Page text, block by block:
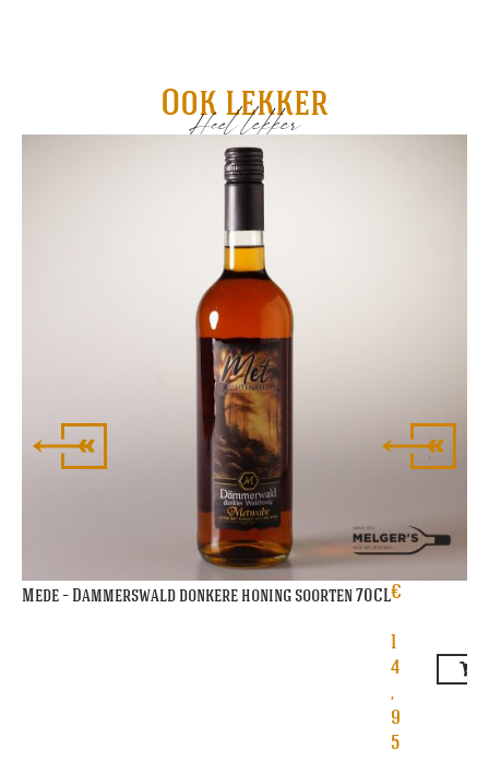
Ook lekker
Heel lekker
Mede – Dammerswald donkere honing soorten 70CL€
1
4
,
9
5